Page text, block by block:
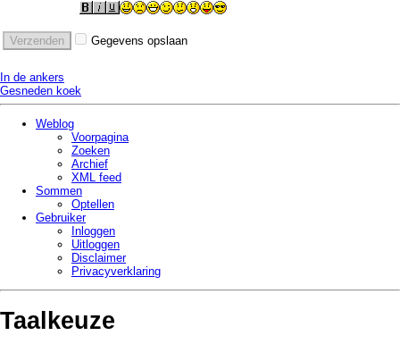
Gegevens opslaan
In de ankers
Gesneden koek
Weblog
Voorpagina
Zoeken
Archief
XML feed
Sommen
Optellen
Gebruiker
Inloggen
Uitloggen
Disclaimer
Privacy­verklaring
Taalkeuze